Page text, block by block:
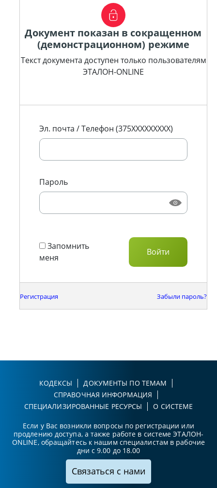
Документ показан в сокращенном
(демонстрационном) режиме
Текст документа доступен только пользователям
ЭТАЛОН-ONLINE
Эл. почта / Телефон (375XXXXXXXXX)
Пароль
Запомнить
меня
Регистрация Забыли пароль?
КОДЕКСЫ
ДОКУМЕНТЫ ПО ТЕМАМ
СПРАВОЧНАЯ ИНФОРМАЦИЯ
СПЕЦИАЛИЗИРОВАННЫЕ РЕСУРСЫ
О СИСТЕМЕ
Если у Вас возникли вопросы по регистрации или
продлению доступа, а также работе в системе ЭТАЛОН-
ONLINE, обращайтесь к нашим специалистам в рабочие
дни с 9.00 до 18.00
Связаться с нами